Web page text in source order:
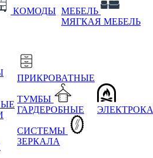
КОМОДЫ МЕБЕЛЬ
МЯГКАЯ МЕБЕЛЬ
ПРИКРОВАТНЫЕ
ТУМБЫ
ГАРДЕРОБНЫЕ
СИСТЕМЫ
ЗЕРКАЛА